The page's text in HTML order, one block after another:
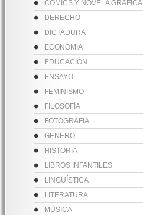
COMICS Y NOVELA GRÁFICA
DERECHO
DICTADURA
ECONOMIA
EDUCACIÓN
ENSAYO
FEMINISMO
FILOSOFÍA
FOTOGRAFIA
GENERO
HISTORIA
LIBROS INFANTILES
LINGÜÍSTICA
LITERATURA
MÚSICA